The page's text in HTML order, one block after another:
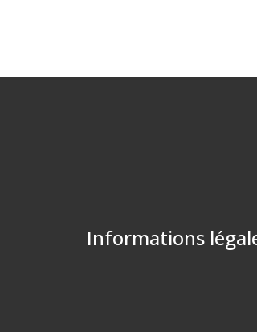
Informations